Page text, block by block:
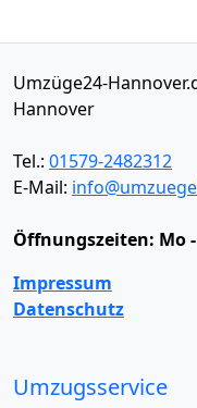
Umzüge24-
Hannover
Tel.: 01579-2482312
E-Mail:
Öffnungszeiten: Mo
Impressum
Datenschutz
Umzugsservice